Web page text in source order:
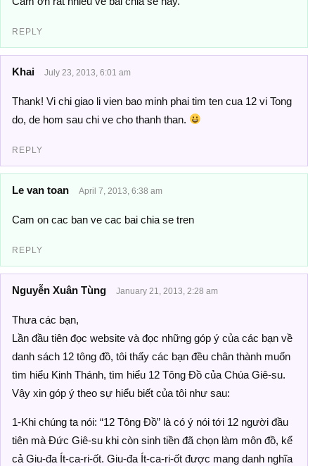
REPLY
Khai July 23, 2013, 6:01 am
Thank! Vi chi giao li vien bao minh phai tim ten cua 12 vi Tong
do, de hom sau chi ve cho thanh than.
REPLY
Le van toan April 7, 2013, 6:38 am
Cam on cac ban ve cac bai chia se tren
REPLY
Nguyễn Xuân Tùng January 21, 2013, 2:28 am
Thưa các bạn,
Lần đầu tiên đọc website và đọc những góp ý của các bạn về
danh sách 12 tông đồ, tôi thấy các bạn đều chân thành muốn
tìm hiểu Kinh Thánh, tìm hiểu 12 Tông Đồ của Chúa Giê-su.
Vậy xin góp ý theo sự hiểu biết của tôi như sau:
1-Khi chúng ta nói: “12 Tông Đồ” là có ý nói tới 12 người đầu
tiên mà Đức Giê-su khi còn sinh tiền đã chọn làm môn đồ, kể
cả Giu-đa Ít-ca-ri-ốt. Giu-đa Ít-ca-ri-ốt được mang danh nghĩa